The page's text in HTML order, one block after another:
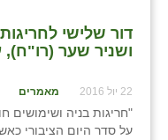
דור שלישי
ושניר שער (רו"ח),
22 יול 2016 מאמרים
"חריגות בניה ושימושים
שבי ציון
שדה ורבורג
שדה צבי